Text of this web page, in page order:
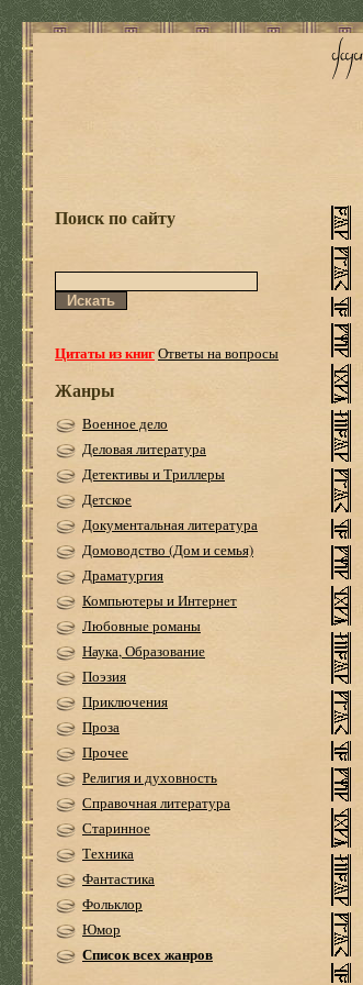
Поиск по сайту
Цитаты из книгОтветы на вопросы
Жанры
Военное дело
Деловая литература
Детективы и Триллеры
Детское
Документальная литература
Домоводство (Дом и семья)
Драматургия
Компьютеры и Интернет
Любовные романы
Наука, Образование
Поэзия
Приключения
Проза
Прочее
Религия и духовность
Справочная литература
Старинное
Техника
Фантастика
Фольклор
Юмор
Список всех жанров